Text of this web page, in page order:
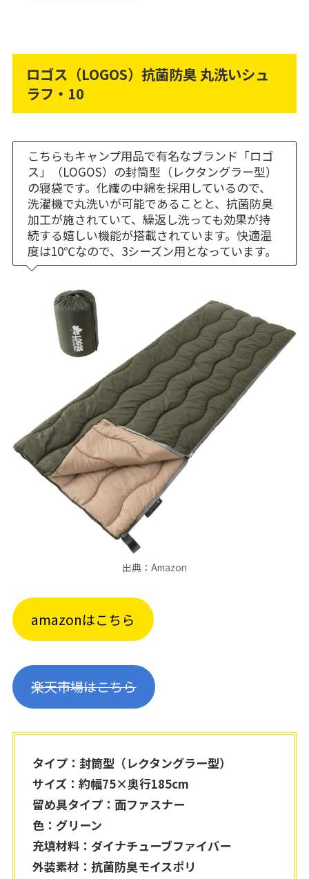
ロゴス（LOGOS）抗菌防臭 丸洗いシュ
ラフ・10
こちらもキャンプ用品で有名なブランド「ロゴ
ス」（LOGOS）の封筒型（レクタングラー型）
の寝袋です。化繊の中綿を採用しているので、
洗濯機で丸洗いが可能であることと、抗菌防臭
加工が施されていて、繰返し洗っても効果が持
続する嬉しい機能が搭載されています。快適温
度は10℃なので、3シーズン用となっています。
出典：Amazon
amazonはこちら
楽天市場はこちら
タイプ：封筒型（レクタングラー型）
サイズ：約幅75×奥行185cm
留め具タイプ：面ファスナー
色：グリーン
充填材料：ダイナチューブファイバー
外装素材：抗菌防臭モイスポリ